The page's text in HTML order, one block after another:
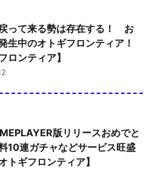
って来る勢は存在する！ お
生中のオトギフロンティア！
ロンティア】
版リリースおめでと
10連ガチャなどサービス旺盛
トギフロンティア】